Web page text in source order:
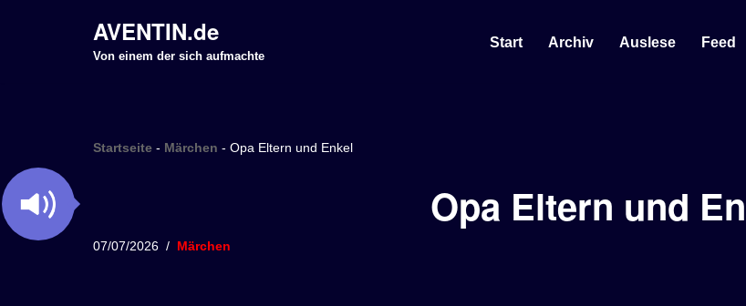
h
a
AVENTIN.de
Von einem der sich aufmachte
Start Archiv Auslese Feed
Startseite - Märchen - Opa Eltern und Enkel
Opa Eltern und
07/07/2026 Märchen